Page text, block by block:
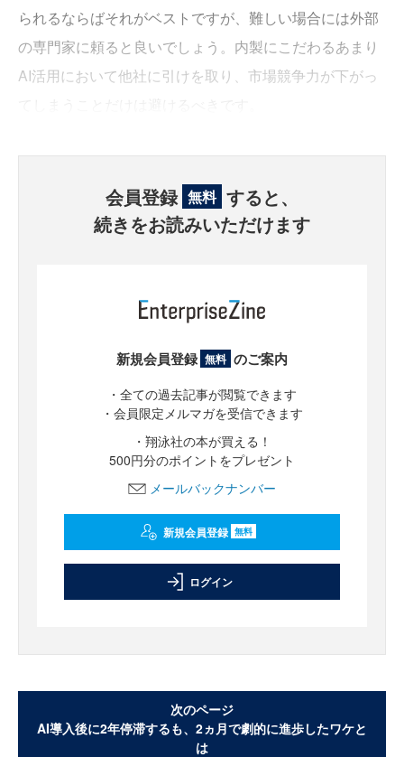
られるならばそれがベストですが、難しい場合には外部
の専門家に頼ると良いでしょう。内製にこだわるあまり
AI活用において他社に引けを取り、市場競争力が下がっ
会員登録 無料 すると、
続きをお読みいただけます
新規会員登録 無料 のご案内
・全ての過去記事が閲覧できます
・会員限定メルマガを受信できます
・翔泳社の本が買える！
500円分のポイントをプレゼント
メールバックナンバー
新規会員登録 無料
ログイン
次のページ
AI導入後に2年停滞するも、2ヵ月で劇的に進歩したワケと
は